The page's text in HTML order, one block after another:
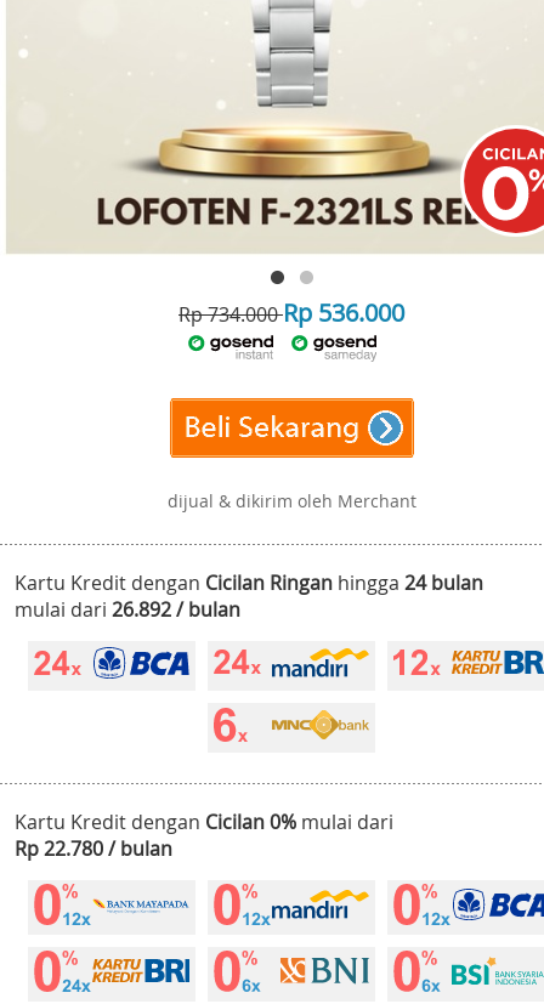
Rp 734.000Rp 536.000
dijual & dikirim oleh Merchant
Kartu Kredit dengan Cicilan Ringan hingga 24 bulan
mulai dari 26.892 / bulan
Kartu Kredit dengan Cicilan 0% mulai dari
Rp 22.780 / bulan